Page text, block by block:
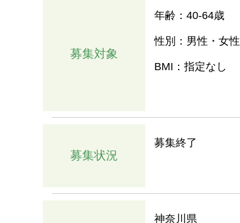
募集対象
年齢：40-64歳
性別：男性・女性
BMI：指定なし
募集状況
募集終了
神奈川県